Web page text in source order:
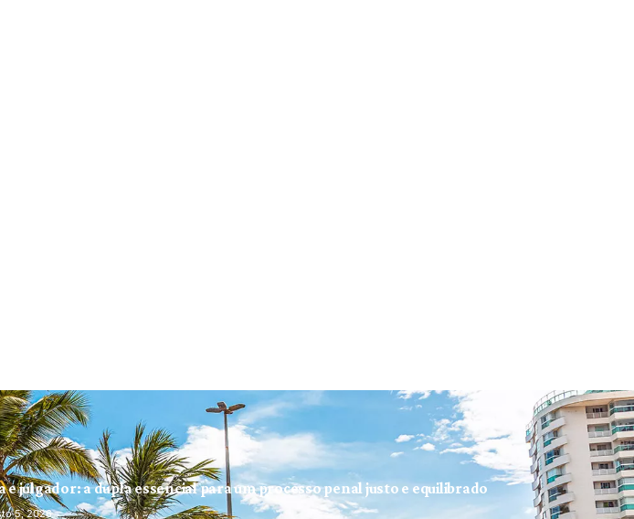
e julgador: a dupla essencial para um processo penal justo e equilibrado
5, 2026